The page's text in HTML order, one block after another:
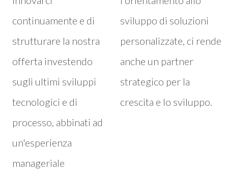
continuamente e di
strutturare la nostra
offerta investendo
sugli ultimi sviluppi
tecnologici e di
processo, abbinati ad
un'esperienza
manageriale
sviluppo di soluzioni
personalizzate, ci rende
anche un partner
strategico per la
crescita e lo sviluppo.